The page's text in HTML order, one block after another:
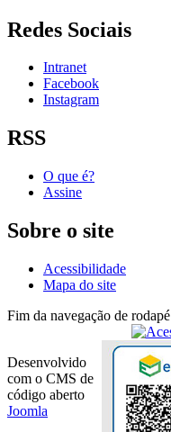
Redes Sociais
Intranet
Facebook
Instagram
RSS
O que é?
Assine
Sobre o site
Acessibilidade
Mapa do site
Fim da navegação de rodapé
Desenvolvido
com o CMS de
código aberto
Joomla